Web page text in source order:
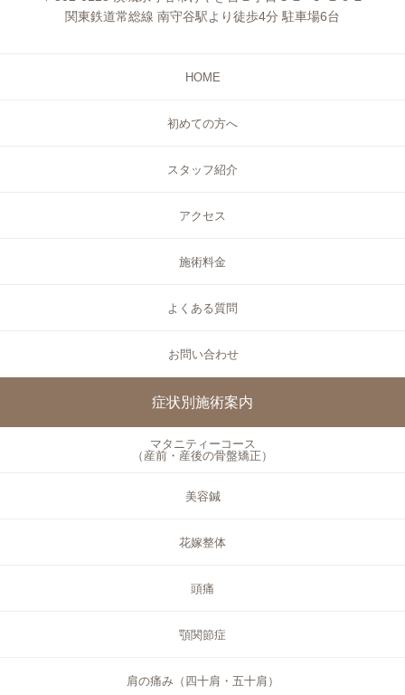
関東鉄道常総線 南守谷駅より徒歩4分 駐車場6台
HOME
初めての方へ
スタッフ紹介
アクセス
施術料金
よくある質問
お問い合わせ
症状別施術案内
マタニティーコース
（産前・産後の骨盤矯正）
美容鍼
花嫁整体
頭痛
顎関節症
肩の痛み（四十肩・五十肩）